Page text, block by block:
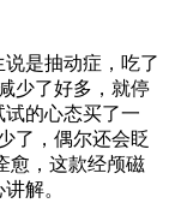
是抽动症，吃了
少了好多，就停
的心态买了一
了，偶尔还会眨
愈，这款经颅磁
解。